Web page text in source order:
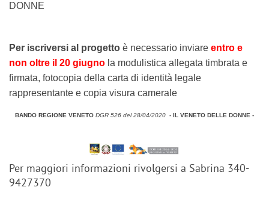
DONNE
Per iscriversi al progetto è necessario inviare entro e
non oltre il 20 giugno la modulistica allegata timbrata e
firmata, fotocopia della carta di identità legale
rappresentante e copia visura camerale
BANDO REGIONE VENETO DGR 526 del 28/04/2020 - IL VENETO DELLE DONNE -
Per maggiori informazioni rivolgersi a Sabrina 340-
9427370